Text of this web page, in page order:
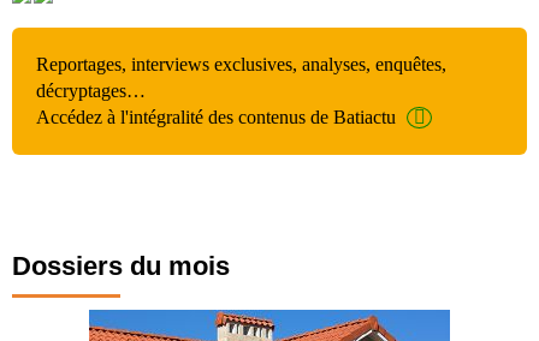
Reportages, interviews exclusives, analyses, enquêtes,
décryptages…
Accédez à l'intégralité des contenus de Batiactu
Dossiers du mois